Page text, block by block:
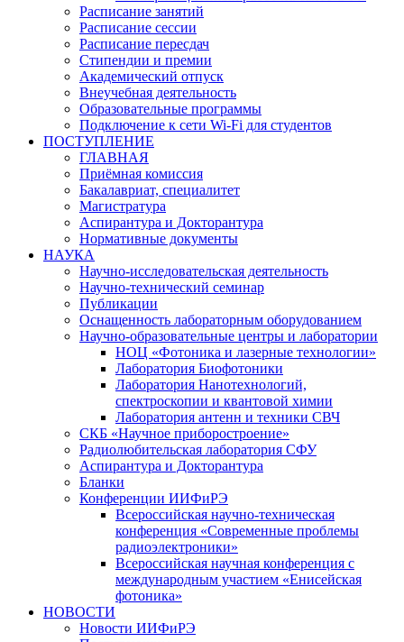
Расписание занятий
Расписание сессии
Расписание пересдач
Стипендии и премии
Академический отпуск
Внеучебная деятельность
Образовательные программы
Подключение к сети Wi-Fi для студентов
ПОСТУПЛЕНИЕ
ГЛАВНАЯ
Приёмная комиссия
Бакалавриат, специалитет
Магистратура
Аспирантура и Докторантура
Нормативные документы
НАУКА
Научно-исследовательская деятельность
Научно-технический семинар
Публикации
Оснащенность лабораторным оборудованием
Научно-образовательные центры и лаборатории
НОЦ «Фотоника и лазерные технологии»
Лаборатория Биофотоники
Лаборатория Нанотехнологий,
спектроскопии и квантовой химии
Лаборатория антенн и техники СВЧ
СКБ «Научное приборостроение»
Радиолюбительская лаборатория СФУ
Аспирантура и Докторантура
Бланки
Конференции ИИФиРЭ
Всероссийская научно-техническая
конференция «Современные проблемы
радиоэлектроники»
Всероссийская научная конференция с
международным участием «Енисейская
фотоника»
НОВОСТИ
Новости ИИФиРЭ